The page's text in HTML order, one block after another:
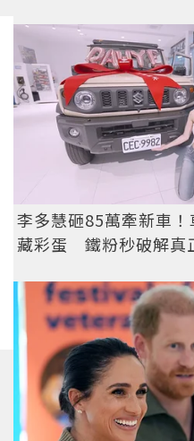
李多慧砸85萬牽新車
藏彩蛋 鐵粉秒破解真